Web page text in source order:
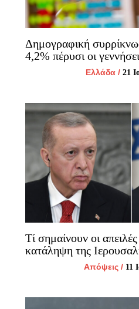
Δημογραφική
4,2% πέρυσι οι
Ελλάδα / 21
Τί σημαίνουν οι
κατάληψη της
Απόψεις/ 11